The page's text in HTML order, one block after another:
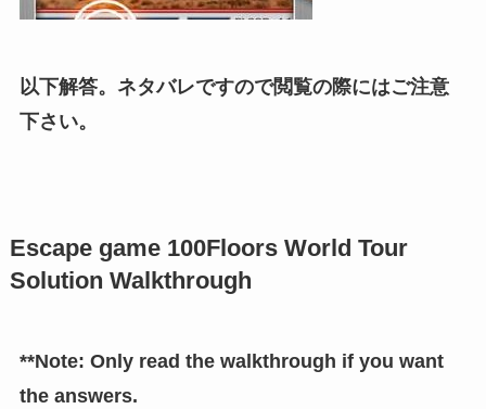
以下解答。ネタバレですので閲覧の際にはご注意
下さい。
Escape game 100Floors World Tour
Solution Walkthrough
**Note: Only read the walkthrough if you want
the answers.